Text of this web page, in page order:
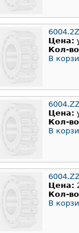
Цена:
Кол-
В
Цена:
Кол-
В
Цена:
Кол-
В